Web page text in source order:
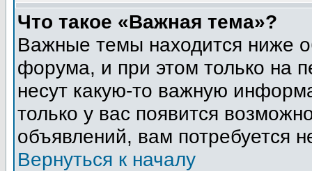
Что такое «Важная тема»?
Важные темы находится ниже
форума, и при этом только на
несут какую-то важную
только у вас появится
объявлений, вам потребуется
Вернуться к началу